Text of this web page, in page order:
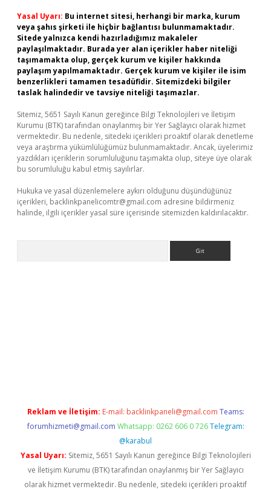
Yasal Uyarı: Bu internet sitesi, herhangi bir marka, kurum
veya şahıs şirketi ile hiçbir bağlantısı bulunmamaktadır.
Sitede yalnızca kendi hazırladığımız makaleler
paylaşılmaktadır. Burada yer alan içerikler haber niteliği
taşımamakta olup, gerçek kurum ve kişiler hakkında
paylaşım yapılmamaktadır. Gerçek kurum ve kişiler ile isim
benzerlikleri tamamen tesadüfidir. Sitemizdeki bilgiler
taslak halindedir ve tavsiye niteliği taşımazlar.
Sitemiz, 5651 Sayılı Kanun gereğince Bilgi Teknolojileri ve İletişim
Kurumu (BTK) tarafından onaylanmış bir Yer Sağlayıcı olarak hizmet
vermektedir. Bu nedenle, sitedeki içerikleri proaktif olarak denetleme
veya araştırma yükümlülüğümüz bulunmamaktadır. Ancak, üyelerimiz
yazdıkları içeriklerin sorumluluğunu taşımakta olup, siteye üye olarak
bu sorumluluğu kabul etmiş sayılırlar.
Hukuka ve yasal düzenlemelere aykırı olduğunu düşündüğünüz
içerikleri, backlinkpanelicomtr@gmail.com adresine bildirmeniz
halinde, ilgili içerikler yasal süre içerisinde sitemizden kaldırılacaktır.
Reklam ve İletişim: E-mail: backlinkpaneli@gmail.com Teams:
forumhizmeti@gmail.com Whatsapp: 0262 606 0 726 Telegram:
@karabul
Yasal Uyarı: Sitemiz, 5651 Sayılı Kanun gereğince Bilgi Teknolojileri
ve İletişim Kurumu (BTK) tarafından onaylanmış bir Yer Sağlayıcı
olarak hizmet vermektedir. Bu nedenle, sitedeki içerikleri proaktif